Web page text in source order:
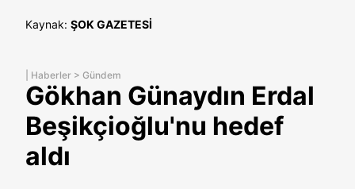
Kaynak: ŞOK GAZETESİ
Haberler > Gündem
Gökhan Günaydın Erdal
Beşikçioğlu'nu hedef
aldı